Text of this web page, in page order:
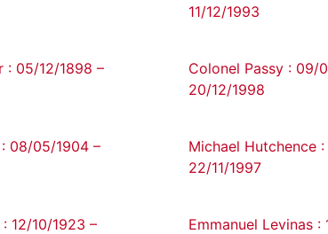
11/12/1993
: 05/12/1898 –
Colonel Passy : 09/
20/12/1998
08/05/1904 –
Michael Hutchence
22/11/1997
12/10/1923 –
Emmanuel Levinas :